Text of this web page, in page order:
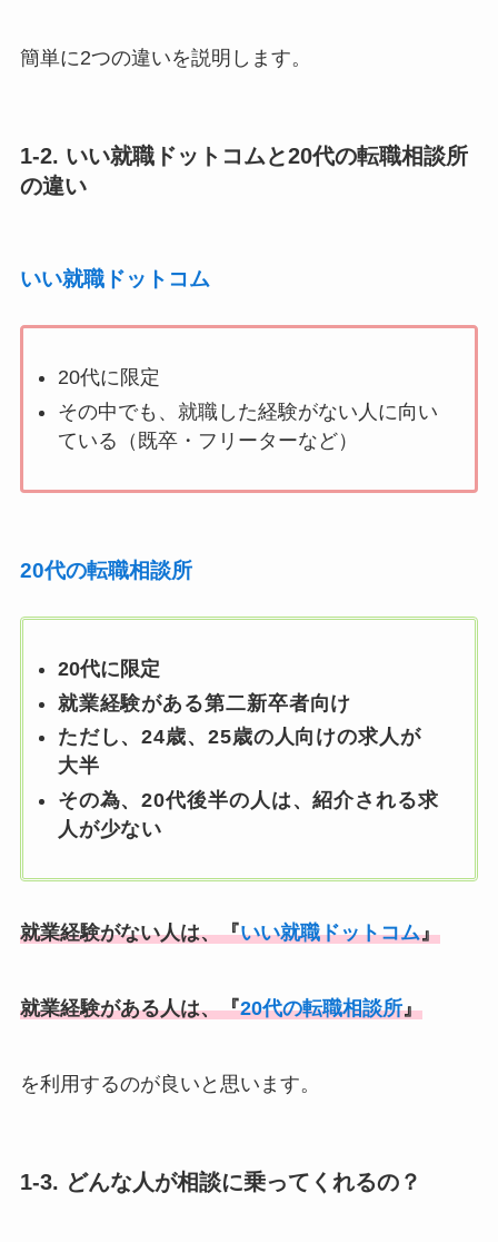
簡単に2つの違いを説明します。
1-2. いい就職ドットコムと20代の転職相談所
の違い
いい就職ドットコム
20代に限定
その中でも、就職した経験がない人に向い
ている（既卒・フリーターなど）
20代の転職相談所
20代に限定
就業経験がある第二新卒者向け
ただし、24歳、25歳の人向けの求人が
大半
その為、20代後半の人は、紹介される求
人が少ない
就業経験がない人は、『いい就職ドットコム』
就業経験がある人は、『20代の転職相談所』
を利用するのが良いと思います。
1-3. どんな人が相談に乗ってくれるの？